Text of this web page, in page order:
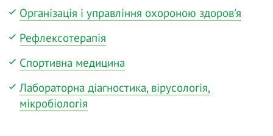
Організація і управління охороною здоров'я
Рефлексотерапія
Спортивна медицина
Лабораторна діагностика, вірусологія,
мікробіологія